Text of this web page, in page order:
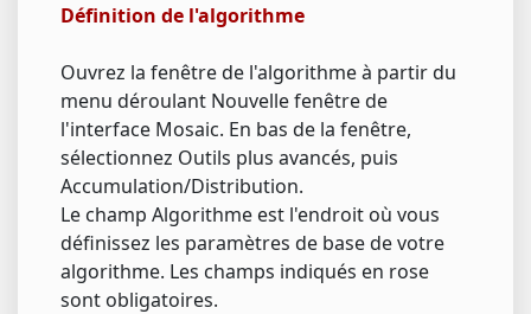
Définition de l'algorithme
Ouvrez la fenêtre de l'algorithme à partir du
menu déroulant Nouvelle fenêtre de
l'interface Mosaic. En bas de la fenêtre,
sélectionnez Outils plus avancés, puis
Accumulation/Distribution.
Le champ Algorithme est l'endroit où vous
définissez les paramètres de base de votre
algorithme. Les champs indiqués en rose
sont obligatoires.